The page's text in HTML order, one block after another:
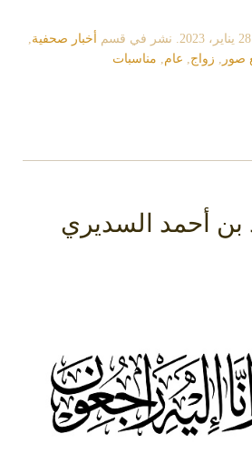
28 يناير، 2023 . نشر في قسم أخبار صحفية,
صور , زواج, عام, مناسبات
أحمد السديري